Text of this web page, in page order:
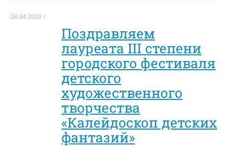
28.04.2020 г.
Поздравляем
лауреата III степени
городского фестиваля
детского
художественного
творчества
«Калейдоскоп детских
фантазий»